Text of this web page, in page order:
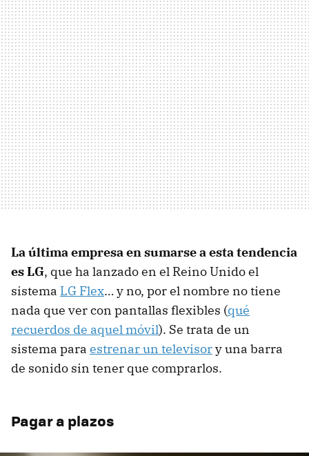
La última empresa en sumarse a esta tendencia
es LG, que ha lanzado en el Reino Unido el
sistema LG Flex… y no, por el nombre no tiene
nada que ver con pantallas flexibles (qué
recuerdos de aquel móvil). Se trata de un
sistema para estrenar un televisory una barra
de sonido sin tener que comprarlos.
Pagar a plazos